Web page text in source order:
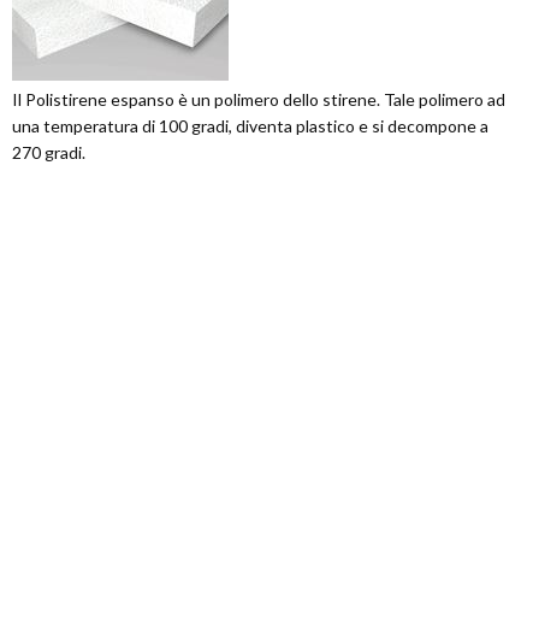
Il Polistirene espanso è un polimero dello stirene. Tale polimero ad
una temperatura di 100 gradi, diventa plastico e si decompone a
270 gradi.